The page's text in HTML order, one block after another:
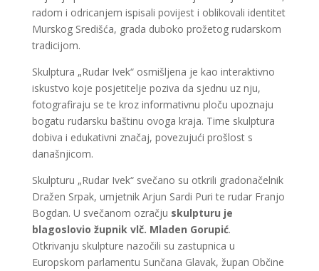
radom i odricanjem ispisali povijest i oblikovali identitet
Murskog Središća, grada duboko prožetog rudarskom
tradicijom.
Skulptura „Rudar Ivek“ osmišljena je kao interaktivno
iskustvo koje posjetitelje poziva da sjednu uz nju,
fotografiraju se te kroz informativnu ploču upoznaju
bogatu rudarsku baštinu ovoga kraja. Time skulptura
dobiva i edukativni značaj, povezujući prošlost s
današnjicom.
Skulpturu „Rudar Ivek“ svečano su otkrili gradonačelnik
Dražen Srpak, umjetnik Arjun Sardi Puri te rudar Franjo
Bogdan. U svečanom ozračju skulpturu je
blagoslovio župnik vlč. Mladen Gorupić.
Otkrivanju skulpture nazočili su zastupnica u
Europskom parlamentu Sunčana Glavak, župan Občine